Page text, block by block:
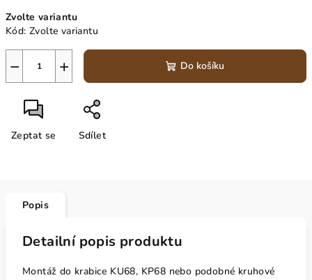
cena:
Zvolte variantu
Kód: Zvolte variantu
+
− Do košíku
Zeptat se Sdílet
Popis
Detailní popis produktu
Montáž do krabice KU68, KP68 nebo podobné kruhové